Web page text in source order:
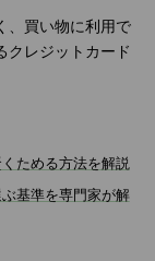
、買い物に利用で
クレジットカード
ためる方法を解説
基準を専門家が解